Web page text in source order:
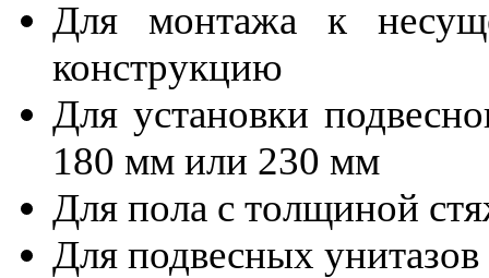
Для монтажа к
конструкцию
Для установки
180 мм или 230 мм
Для пола с толщиной
Для подвесных унитазов